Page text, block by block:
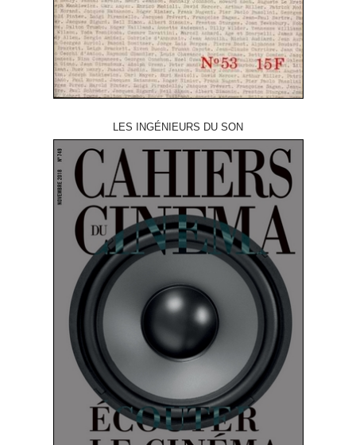
LES INGÉNIEURS DU SON